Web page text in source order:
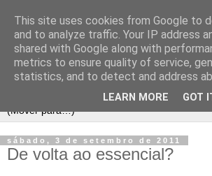
sábado, 3 de setembro de 2011
De volta ao essencial?
This site uses cookies from Google to
and to analyze traffic. Your IP address
shared with Google along with
metrics to ensure quality of service,
statistics, and to detect and address
LEARN MORE GOT